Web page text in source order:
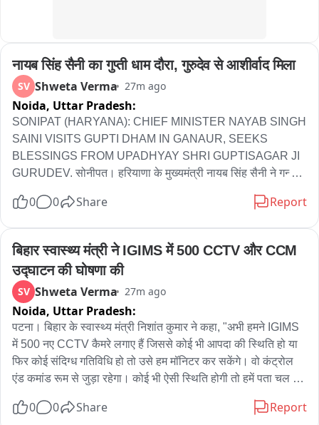
नायब सिंह सैनी का गुप्ती धाम दौरा, गुरुदेव से आशीर्वाद मिला
SV Shweta Verma 27m ago
Noida, Uttar Pradesh:
SONIPAT (HARYANA): CHIEF MINISTER NAYAB SINGH
SAINI VISITS GUPTI DHAM IN GANAUR, SEEKS
BLESSINGS FROM UPADHYAY SHRI GUPTISAGAR JI
GURUDEV. सोनीपत। हरियाणा के मुख्यमंत्री नायब सिंह सैनी ने गन्नौर
आशीर्वाद लिया。
0 0 Share Report
बिहार स्वास्थ्य मंत्री ने IGIMS में 500 CCTV और CCM
उद्घाटन की घोषणा की
SV Shweta Verma 27m ago
Noida, Uttar Pradesh:
पटना। बिहार के स्वास्थ्य मंत्री निशांत कुमार ने कहा, "अभी हमने IGIMS
में 500 नए CCTV कैमरे लगाए हैं जिससे कोई भी आपदा की स्थिति हो या
फिर कोई संदिग्ध गतिविधि हो तो उसे हम मॉनिटर कर सकेंगे। वो कंट्रोल
एंड कमांड रूम से जुड़ा रहेगा। कोई भी ऐसी स्थिति होगी तो हमें पता चल
रहेगा। हम जब चाहे उसका इस्तेमाल कर सकते हैं।" उन्होंने CCM को
0 0 Share Report